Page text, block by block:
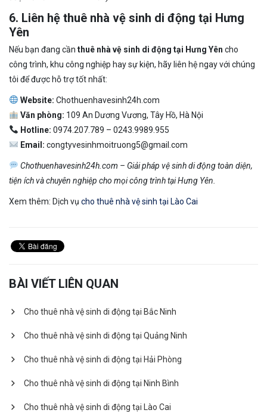
6. Liên hệ thuê nhà vệ sinh di động tại Hưng
Yên
Nếu bạn đang cần thuê nhà vệ sinh di động tại Hưng Yên cho
công trình, khu công nghiệp hay sự kiện, hãy liên hệ ngay với chúng
tôi để được hỗ trợ tốt nhất:
Website: Chothuenhavesinh24h.com
Văn phòng: 109 An Dương Vương, Tây Hồ, Hà Nội
Hotline: 0974.207.789 – 0243.9989.955
Email: congtyvesinhmoitruong5@gmail.com
Chothuenhavesinh24h.com – Giải pháp vệ sinh di động toàn diện,
tiện ích và chuyên nghiệp cho mọi công trình tại Hưng Yên.
Xem thêm: Dịch vụ cho thuê nhà vệ sinh tại Lào Cai
BÀI VIẾT LIÊN QUAN
Cho thuê nhà vệ sinh di động tại Bắc Ninh
Cho thuê nhà vệ sinh di động tại Quảng Ninh
Cho thuê nhà vệ sinh di động tại Hải Phòng
Cho thuê nhà vệ sinh di động tại Ninh Bình
Cho thuê nhà vệ sinh di động tại Lào Cai